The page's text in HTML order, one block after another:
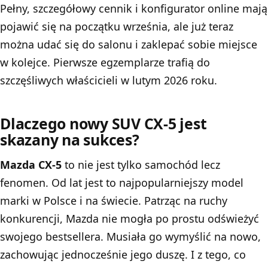
Pełny, szczegółowy cennik i konfigurator online mają
pojawić się na początku września, ale już teraz
można udać się do salonu i zaklepać sobie miejsce
w kolejce. Pierwsze egzemplarze trafią do
szczęśliwych właścicieli w lutym 2026 roku.
Dlaczego nowy SUV CX-5 jest
skazany na sukces?
Mazda CX-5 to nie jest tylko samochód lecz
fenomen. Od lat jest to najpopularniejszy model
marki w Polsce i na świecie. Patrząc na ruchy
konkurencji, Mazda nie mogła po prostu odświeżyć
swojego bestsellera. Musiała go wymyślić na nowo,
zachowując jednocześnie jego duszę. I z tego, co